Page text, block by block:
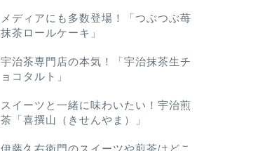
メディアにも多数登場！「つぶつぶ苺
抹茶ロールケーキ」
宇治茶専門店の本気！「宇治抹茶生チ
ョコタルト」
スイーツと一緒に味わいたい！宇治煎
茶「喜撰山（きせんやま）」